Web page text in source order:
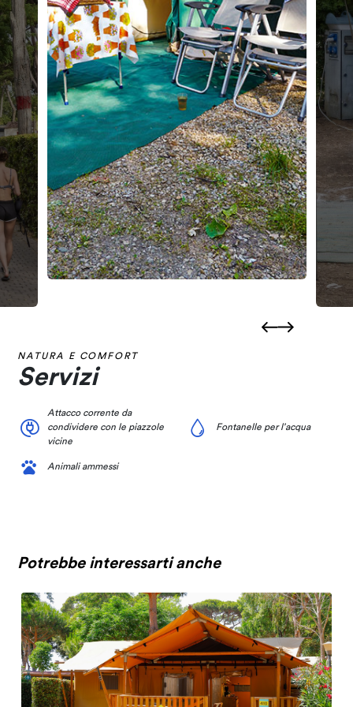
NATURA E COMFORT
Servizi
Attacco corrente da
condividere con le piazzole
vicine
Fontanelle per l'acqua
Animali ammessi
Potrebbe interessarti anche